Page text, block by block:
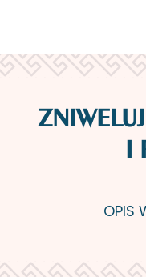
I
OPIS